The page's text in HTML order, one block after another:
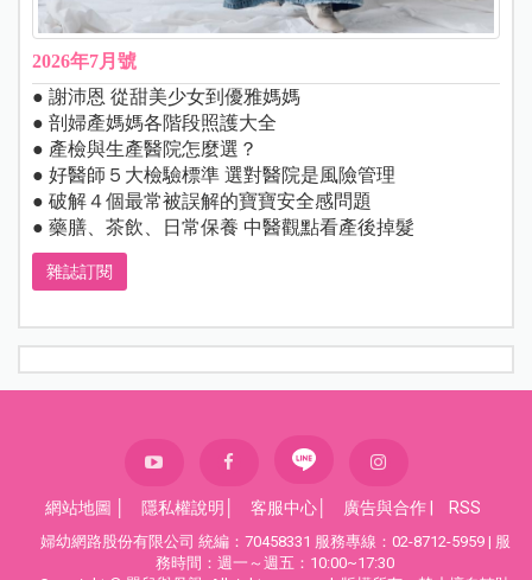
2026年7月號
● 謝沛恩 從甜美少女到優雅媽媽
● 剖婦產媽媽各階段照護大全
● 產檢與生產醫院怎麼選？
● 好醫師５大檢驗標準 選對醫院是風險管理
● 破解４個最常被誤解的寶寶安全感問題
● 藥膳、茶飲、日常保養 中醫觀點看產後掉髮
雜誌訂閱
網站地圖 隱私權說明 客服中心 廣告與合作 RSS
婦幼網路股份有限公司 統編：70458331 服務專線：02-8712-5959 | 服
務時間：週一～週五：10:00~17:30